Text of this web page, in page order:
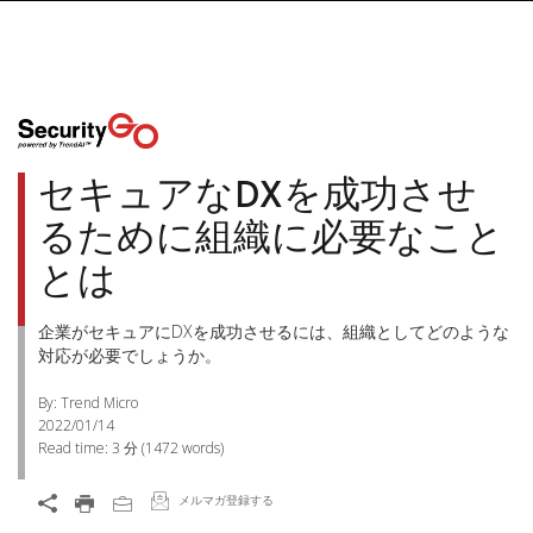
セキュアなDXを成功させ
るために組織に必要なこと
とは
企業がセキュアにDXを成功させるには、組織としてどのような
対応が必要でしょうか。
By: Trend Micro
2022/01/14
Read time: 3 分(1472words)
メルマガ登録する